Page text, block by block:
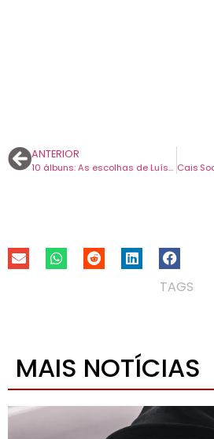
ANTERIOR
10 álbuns: As escolhas de Luís Varatojo
TAGS
MAIS NOTÍCIAS